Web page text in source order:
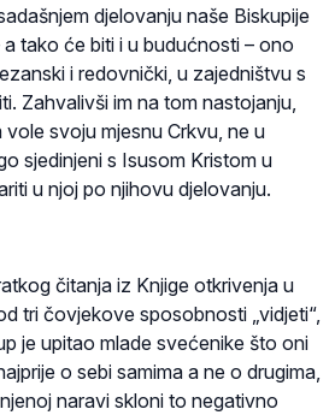
djelovanju naše Biskupije
tako će biti i u budućnosti – ono
i redovnički, u zajedništvu s
Zahvalivši im na tom nastojanju,
svoju mjesnu Crkvu, ne u
sjedinjeni s Isusom Kristom u
u njoj po njihovu djelovanju.
čitanja iz Knjige otkrivenja u
tri čovjekove sposobnosti „vidjeti“,
je upitao mlade svećenike što oni
o sebi samima a ne o drugima,
naravi skloni to negativno